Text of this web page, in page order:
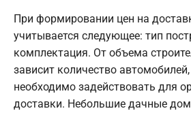
При формировании цен на
учитывается следующее: тип
комплектация. От объема
зависит количество
необходимо задействовать для
доставки. Небольшие дачные